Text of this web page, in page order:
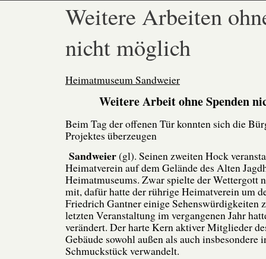
Weitere Arbeiten
nicht möglich
Heimatmuseum Sandweier
Weitere Arbeit ohne Spenden
Beim Tag der offenen Tür konnten sich die
Projektes überzeugen
Sandweier(gl). Seinen zweiten Hock
Heimatverein auf dem Gelände des Alten
Heimatmuseums. Zwar spielte der Wettergott
mit, dafür hatte der rührige Heimatverein um
Friedrich Gantner einige Sehenswürdigkeiten
letzten Veranstaltung im vergangenen Jahr
verändert. Der harte Kern aktiver Mitglieder
Gebäude sowohl außen als auch insbesondere
Schmuckstück verwandelt.